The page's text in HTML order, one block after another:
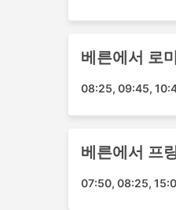
베른 - 바르
로바니에미
베른 - 브로
베른 - 브라
모나스티르
베른 - 함부
베른에서 로
08:25, 09:45,
베른에서 프
07:50, 08:25,